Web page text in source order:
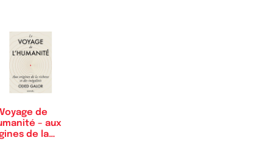
de
– aux
de la…